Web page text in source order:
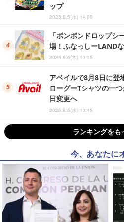
ップ
2026.8.5(水) 14:00
「ボンボンドロップシ
場！ふなっしーLAND
2026.8.6(木) 10:15
アベイルで8月8日に登
ローグーTシャツの一
日変更へ
2026.8.5(水) 10:45
ランキングをも
今、あなたに